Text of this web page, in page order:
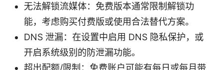
无法解锁流媒体：免费版本通常限制解锁功
能，考虑购买付费版或使用合法替代方案。
DNS 泄漏：在设置中启用 DNS 隐私保护，或
开启系统级别的防泄漏功能。
超出配额/限制：免费账户可能有每日或每月带